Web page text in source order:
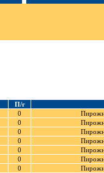
П/г
0
0
0
0
0
0
0